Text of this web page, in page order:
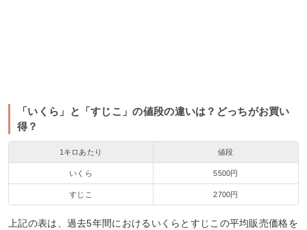
「いくら」と「すじこ」の値段の違いは？どっちがお買い
得？
1キロあたり 値段
いくら 5500円
すじこ 2700円
上記の表は、過去5年間におけるいくらとすじこの平均販売価格を